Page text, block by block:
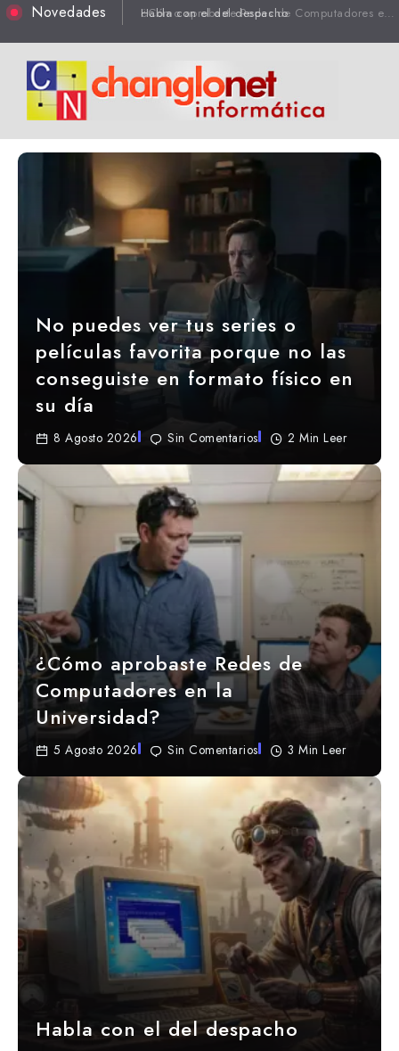
Novedades Habla con el del despacho
No puedes ver tus series o
películas favorita porque no las
conseguiste en formato físico en
su día
8 Agosto 2026 Sin Comentarios 2 Min Leer
¿Cómo aprobaste Redes de
Computadores en la
Universidad?
5 Agosto 2026 Sin Comentarios 3 Min Leer
Habla con el del despacho